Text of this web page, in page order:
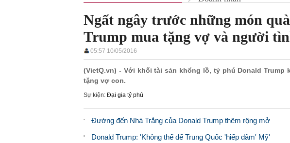
Ngất ngây trước những món
Trump mua tặng vợ và người
05:57 10/05/2016
(VietQ.vn) - Với khối tài sản khổng lồ, tỷ phú Donald Trump
tặng vợ con.
Sự kiện: Đại gia tỷ phú
Đường đến Nhà Trắng của Donald Trump thêm rộng mở
Donald Trump: 'Không thể để Trung Quốc 'hiếp dâm' Mỹ'